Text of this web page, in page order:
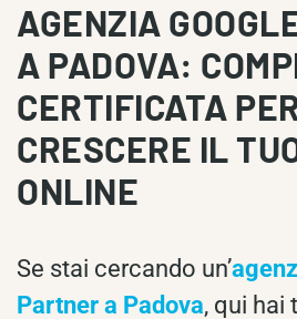
AGENZIA
A PADOVA:
CERTIFICATA
CRESCERE IL
ONLINE
Se stai cercando un’
Partner a Padova, qui hai